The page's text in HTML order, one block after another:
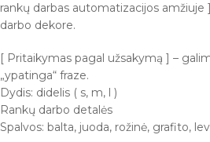
rankų darbas automatizacijos amžiuje
darbo dekore.
[ Pritaikymas pagal užsakymą ] –
„ypatinga“ fraze.
Dydis: didelis ( s, m, l )
Rankų darbo detalės
Spalvos: balta, juoda, rožinė, grafito,